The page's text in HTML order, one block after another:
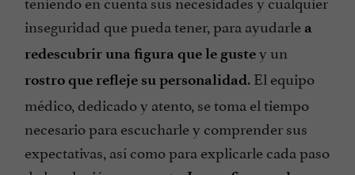
inseguridad que pueda tener, para ayudarle a
redescubrir una figura que le gustey un
rostro que refleje su personalidad. El equipo
médico, dedicado y atento, se toma el tiempo
necesario para escucharle y comprender sus
expectativas, así como para explicarle cada paso